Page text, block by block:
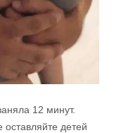
12 минут.
детей